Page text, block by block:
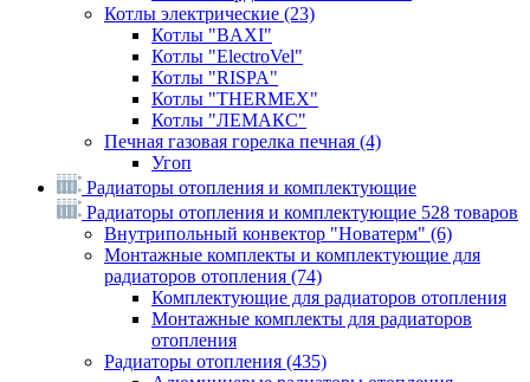
Котлы электрические (23)
Котлы "BAXI"
Котлы "ElectroVel"
Котлы "RISPA"
Котлы "THERMEX"
Котлы "ЛЕМАКС"
Печная газовая горелка печная (4)
Угоп
Радиаторы отопления и комплектующие
Радиаторы отопления и комплектующие 528 товаров
Внутрипольный конвектор "Новатерм" (6)
Монтажные комплекты и комплектующие для
радиаторов отопления (74)
Комплектующие для радиаторов отопления
Монтажные комплекты для радиаторов
отопления
Радиаторы отопления (435)